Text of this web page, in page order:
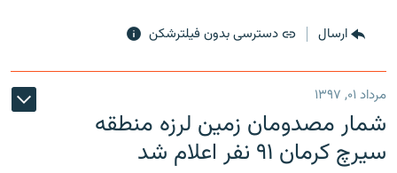
ارسال دسترسی بدون فیلترشکن
مرداد ۰۱, ۱۳۹۷
شمار مصدومان زمین لرزه منطقه
سیرچ کرمان ۹۱ نفر اعلام شد